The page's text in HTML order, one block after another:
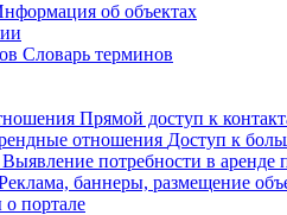
об объектах
Словарь терминов
Прямой доступ к
отношения Доступ к
Выявление потребности в аренде
баннеры, размещение
портале